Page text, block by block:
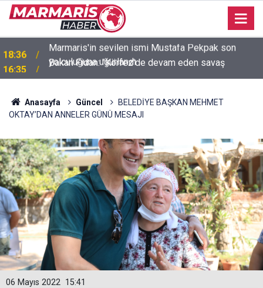
16:35
Bakan Fidan: "Körfez'de devam eden savaş
dikkatimizi Filistin meselesinden ayırmadı"
Anasayfa Güncel
BELEDİYE BAŞKAN MEHMET
OKTAY’DAN ANNELER GÜNÜ MESAJI
15:41
06 Mayıs 2022